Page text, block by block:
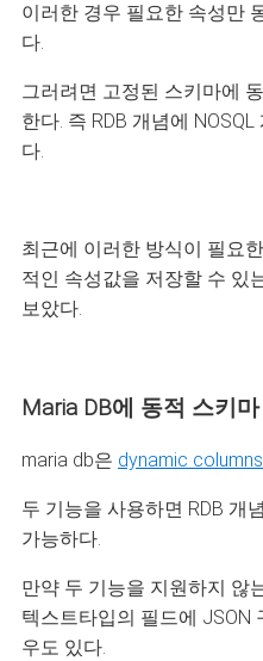
이러한 경우 필요한 속성만
다.
그러려면 고정된 스키마에
한다. 즉 RDB 개념에
다.
최근에 이러한 방식이 필요
적인 속성값을 저장할 수 있
보았다.
Maria DB에 동적 스키마
maria db은 dynamic columns
두 기능을 사용하면 RDB 개
가능하다.
만약 두 기능을 지원하지 않
텍스트타입의 필드에 JSON
우도 있다.